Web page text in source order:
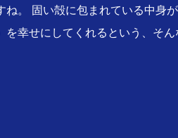
ね。 固い殻に包まれている中身
を幸せにしてくれるという、そ